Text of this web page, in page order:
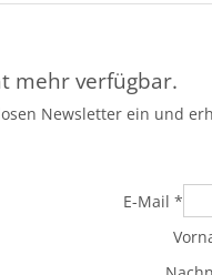
mehr verfügbar.
Newsletter ein und
E-Mail *